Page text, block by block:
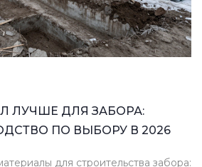
ЛУЧШЕ ДЛЯ ЗАБОРА:
ПО ВЫБОРУ В 2026
для строительства забора: